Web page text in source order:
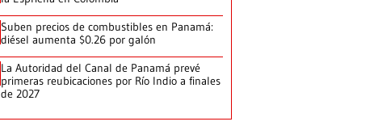
Suben precios de combustibles en Panamá:
diésel aumenta $0.26 por galón
La Autoridad del Canal de Panamá prevé
primeras reubicaciones por Río Indio a finales
de 2027